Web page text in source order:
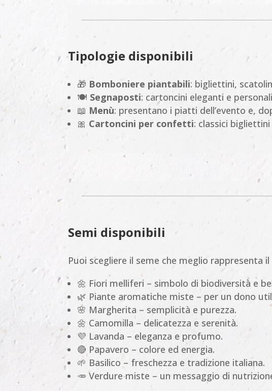
Tipologie disponibili
🎁 Bomboniere piantabili: bigliettini,
🍽️ Segnaposti: cartoncini eleganti e
📖 Menù: presentano i piatti dell’evento e,
🎀 Cartoncini per confetti: classici
Semi disponibili
Puoi scegliere il seme che meglio rappresenta
🌼 Fiori melliferi – simbolo di biodiversità e
🌿 Piante aromatiche miste – per un dono
🌸 Margherita – semplicità e purezza.
🌼 Camomilla – delicatezza e serenità.
💜 Lavanda – eleganza e profumo.
🔴 Papavero – colore ed energia.
🌱 Basilico – freschezza e tradizione italiana.
🥕 Verdure miste – un messaggio di